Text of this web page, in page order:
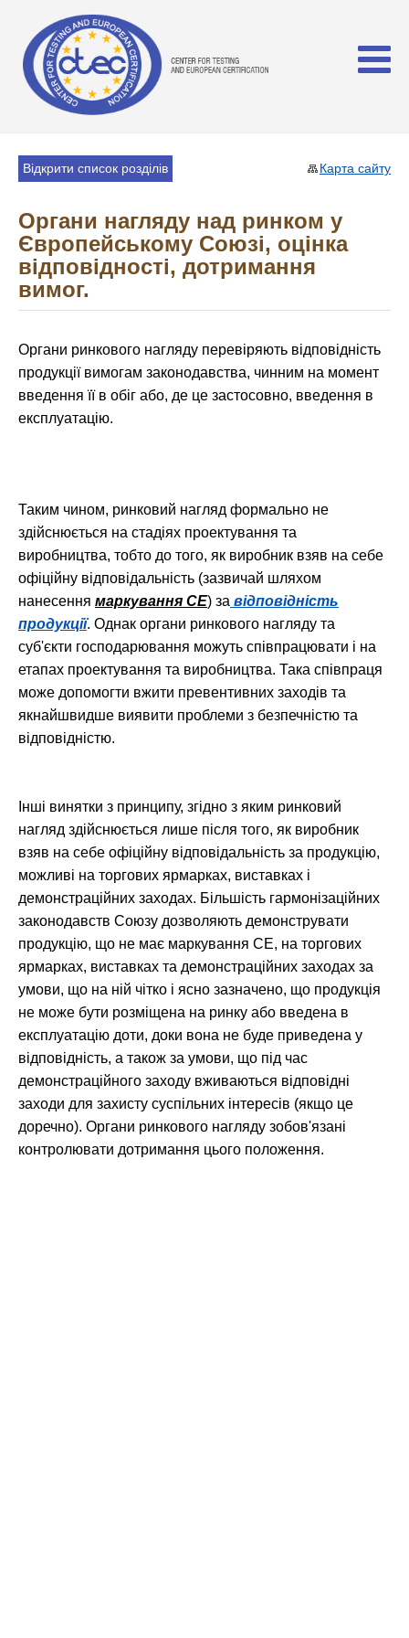
Карта сайту
Відкрити список розділів
Органи нагляду над ринком у
Європейському Союзі, оцінка
відповідності, дотримання
вимог.
Органи ринкового нагляду перевіряють відповідність
продукції вимогам законодавства, чинним на момент
введення її в обіг або, де це застосовно, введення в
експлуатацію.
Таким чином, ринковий нагляд формально не
здійснюється на стадіях проектування та
виробництва, тобто до того, як виробник взяв на себе
офіційну відповідальність (зазвичай шляхом
нанесення маркування СЕ) за відповідність
продукції. Однак органи ринкового нагляду та
суб'єкти господарювання можуть співпрацювати і на
етапах проектування та виробництва. Така співпраця
може допомогти вжити превентивних заходів та
якнайшвидше виявити проблеми з безпечністю та
відповідністю.
Інші винятки з принципу, згідно з яким ринковий
нагляд здійснюється лише після того, як виробник
взяв на себе офіційну відповідальність за продукцію,
можливі на торгових ярмарках, виставках і
демонстраційних заходах. Більшість гармонізаційних
законодавств Союзу дозволяють демонструвати
продукцію, що не має маркування СЕ, на торгових
ярмарках, виставках та демонстраційних заходах за
умови, що на ній чітко і ясно зазначено, що продукція
не може бути розміщена на ринку або введена в
експлуатацію доти, доки вона не буде приведена у
відповідність, а також за умови, що під час
демонстраційного заходу вживаються відповідні
заходи для захисту суспільних інтересів (якщо це
доречно). Органи ринкового нагляду зобов'язані
контролювати дотримання цього положення.